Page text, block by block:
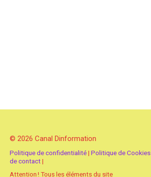
© 2026 Canal Dinformation
Politique de confidentialité| Politique de Cookies
de contact|
Attention ! Tous les éléments du site